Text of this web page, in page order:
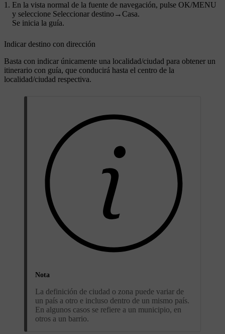
En la vista normal de la fuente de navegación, pulse OK/MENU
y seleccione Seleccionar destino→Casa.
Se inicia la guía.
Indicar destino con dirección
Basta con indicar únicamente una localidad/ciudad para obtener un
itinerario con guía, que conducirá hasta el centro de la
localidad/ciudad respectiva.
Nota
La definición de ciudad o zona puede variar de
un país a otro e incluso dentro de un mismo país.
En algunos casos se refiere a un municipio, en
otros a un barrio.